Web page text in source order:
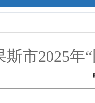
斯市2025年